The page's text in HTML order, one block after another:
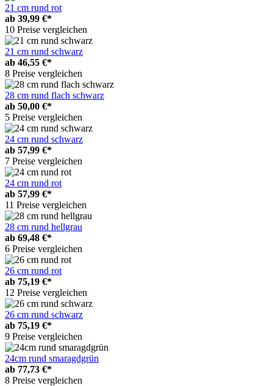
21 cm rund rot
ab 39,99 €*
10 Preise vergleichen
21 cm rund schwarz
ab 46,55 €*
8 Preise vergleichen
28 cm rund flach schwarz
ab 50,00 €*
5 Preise vergleichen
24 cm rund schwarz
ab 57,99 €*
7 Preise vergleichen
24 cm rund rot
ab 57,99 €*
11 Preise vergleichen
28 cm rund hellgrau
ab 69,48 €*
6 Preise vergleichen
26 cm rund rot
ab 75,19 €*
12 Preise vergleichen
26 cm rund schwarz
ab 75,19 €*
9 Preise vergleichen
24cm rund smaragdgrün
ab 77,73 €*
8 Preise vergleichen